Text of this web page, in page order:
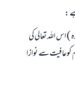
:
) اس اللہ تعالی کی
سے نوازا